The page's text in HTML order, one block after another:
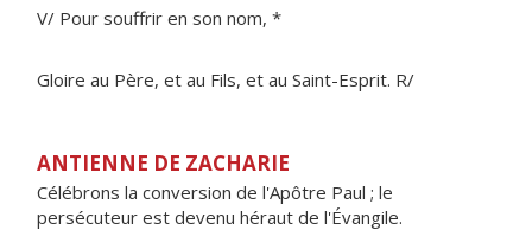
V/ Pour souffrir en son nom, *
Gloire au Père, et au Fils, et au Saint-Esprit. R/
ANTIENNE DE ZACHARIE
Célébrons la conversion de l'Apôtre Paul ; le
persécuteur est devenu héraut de l'Évangile.